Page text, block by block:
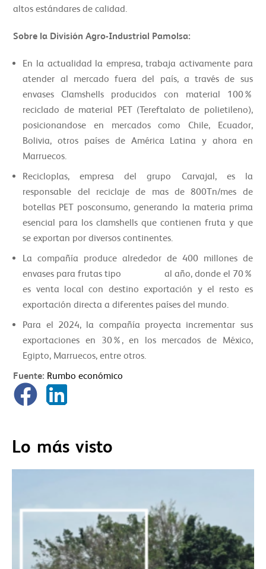
altos estándares de calidad.
Sobre la División Agro-Industrial Pamolsa:
En la actualidad la empresa, trabaja activamente para
atender al mercado fuera del país, a través de sus
envases Clamshells producidos con material 100%
reciclado de material PET (Tereftalato de polietileno),
posicionandose en mercados como Chile, Ecuador,
Bolivia, otros países de América Latina y ahora en
Marruecos.
Recicloplas, empresa del grupo Carvajal, es la
responsable del reciclaje de mas de 800Tn/mes de
botellas PET posconsumo, generando la materia prima
esencial para los clamshells que contienen fruta y que
se exportan por diversos continentes.
La compañía produce alrededor de 400 millones de
envases para frutas tipo
al año, donde el 70%
es venta local con destino exportación y el resto es
exportación directa a diferentes países del mundo.
Para el 2024, la compañía proyecta incrementar sus
exportaciones en 30%, en los mercados de México,
Egipto, Marruecos, entre otros.
Fuente: Rumbo económico
Lo más visto